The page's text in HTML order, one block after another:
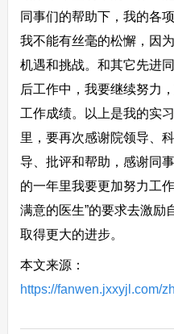
同事们的帮助下，我的各
我不能有丝毫的松懈，因
机遇和挑战。和其它先进
后工作中，我要继续努力
工作成绩。以上是我的实习
里，要再次感谢院领导、
导、批评和帮助，感谢同
的一年里我要更加努力工
满意的医生”的要求去激励
取得更大的进步。
本文来源：
https://fanwen.jxxyjl.com/